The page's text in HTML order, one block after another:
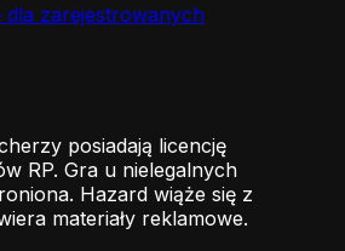
dla zarejestrowanych
posiadają licencję
RP. Gra u nielegalnych
Hazard wiąże się z
materiały reklamowe.